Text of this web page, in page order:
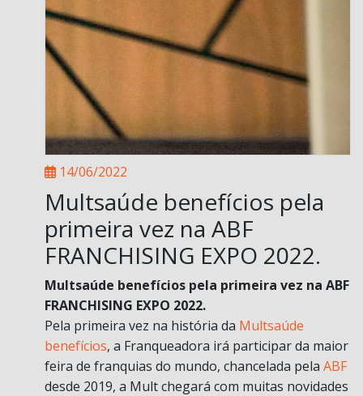
14/06/2022
Multsaúde benefícios pela
primeira vez na ABF
FRANCHISING EXPO 2022.
Multsaúde benefícios pela primeira vez na ABF
FRANCHISING EXPO 2022.
Pela primeira vez na história da Multsaúde
benefícios, a Franqueadora irá participar da maior
feira de franquias do mundo, chancelada pela ABF
desde 2019, a Mult chegará com muitas novidades